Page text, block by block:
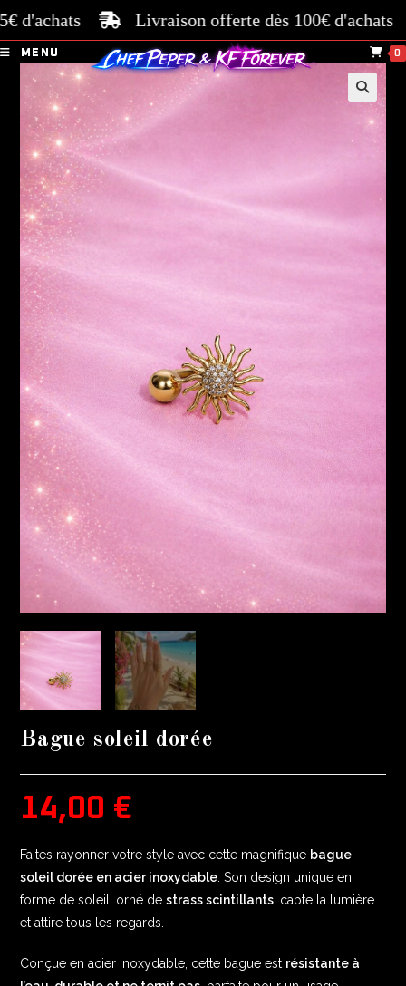
Livraison offerte dès 100€ d'achats
MENU 0
Bague soleil dorée
14,00 €
Faites rayonner votre style avec cette magnifique bague
soleil dorée en acier inoxydable. Son design unique en
forme de soleil, orné destrass scintillants, capte la lumière
et attire tous les regards.
Conçue en acier inoxydable, cette bague est résistante à